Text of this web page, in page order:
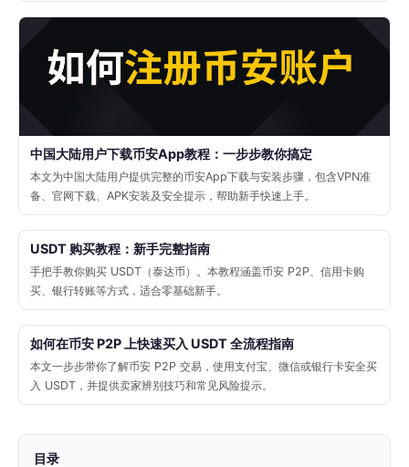
中国大陆用户下载币安App教程：一步步教你搞定
本文为中国大陆用户提供完整的币安App下载与安装步骤，包含VPN准
备、官网下载、APK安装及安全提示，帮助新手快速上手。
USDT 购买教程：新手完整指南
手把手教你购买 USDT（泰达币）。本教程涵盖币安 P2P、信用卡购
买、银行转账等方式，适合零基础新手。
如何在币安 P2P 上快速买入 USDT 全流程指南
本文一步步带你了解币安 P2P 交易，使用支付宝、微信或银行卡安全买
入 USDT，并提供卖家辨别技巧和常见风险提示。
目录